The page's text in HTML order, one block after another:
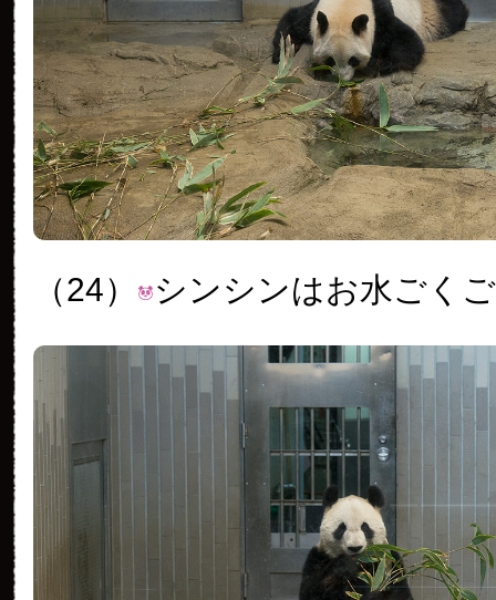
（24） シンシンはお水ごく